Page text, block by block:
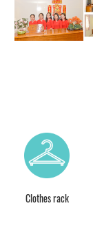
Clothes rack